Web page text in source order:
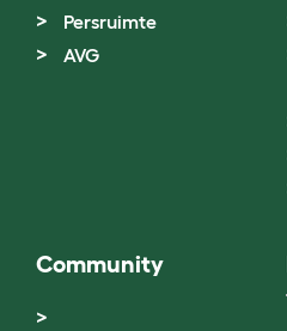
Persruimte
AVG
Community